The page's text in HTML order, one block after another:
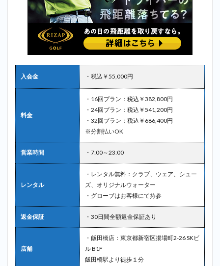
ショ
ン新
宿＿
神田
2.7
7位：
ステ
ップ
神田
2.8
ゴルフレ
ンジ
（ZEN
GOLF
RANGE）
＿神田
2.9
10
位：コモゴ
ルファーズ
GOLFERS
ACADEMY）
＿神田
入会金 ・税込￥55,000円
料金
・16回プラン：税込￥382,800円
・24回プラン：税込￥541,200円
・32回プラン：税込￥686,400円
※分割払いOK
営業時間 ・7:00～23:00
レンタル
・レンタル無料：クラブ、ウェア、シュー
ズ、オリジナルウォーター
・グローブはお客様にて持参
返金保証 ・30日間全額返金保証あり
店舗
・飯田橋店：東京都新宿区揚場町2-26 SKビ
ル B1F
飯田橋駅より徒歩１分